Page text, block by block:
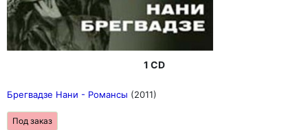
1 CD
Брегвадзе Нани - Романсы (2011)
Под заказ